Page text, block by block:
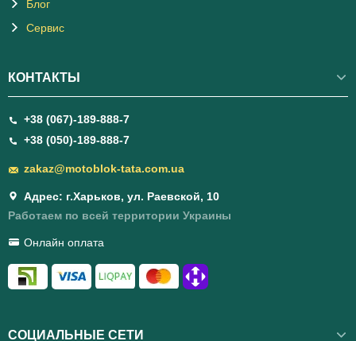
Блог
Сервис
КОНТАКТЫ
+38 (067)-189-888-7
+38 (050)-189-888-7
zakaz@motoblok-tata.com.ua
Адрес: г.Харьков, ул. Раевской, 10
Работаем по всей территории Украины
Онлайн оплата
СОЦИАЛЬНЫЕ СЕТИ